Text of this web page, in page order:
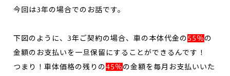
今回は3年の場合でのお話です。
下図のように、3年ご契約の場合、車の本体代金の55％の
金額のお支払いを一旦保留にすることができるんです！
つまり！車体価格の残りの45％の金額を毎月お支払いいた